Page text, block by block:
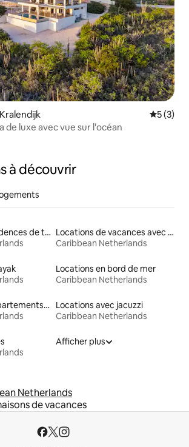
5 (3)
de luxe avec vue sur l'océan
à découvrir
Locations de résidences de tourisme
Locations de vacances avec piscine
Caribbean Netherlands
Locations en bord de mer
Caribbean Netherlands
Résidences d'appartements en location
Locations avec jacuzzi
Caribbean Netherlands
Afficher plus
Netherlands
de vacances